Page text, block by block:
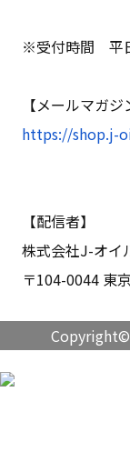
※受付時間 平
【メールマガ
https://shop.j-
【配信者】
株式会社J-オイ
〒104-0044 東
Copyright©